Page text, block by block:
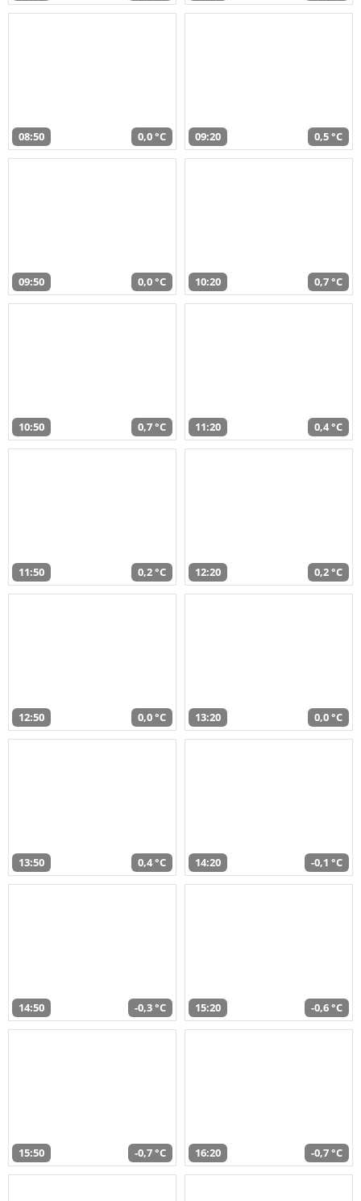
08:50 0,0 °C 09:20 0,5 °C
09:50 0,0 °C 10:20 0,7 °C
10:50 0,7 °C 11:20 0,4 °C
11:50 0,2 °C 12:20 0,2 °C
12:50 0,0 °C 13:20 0,0 °C
13:50 0,4 °C 14:20 -0,1 °C
14:50 -0,3 °C 15:20 -0,6 °C
15:50 -0,7 °C 16:20 -0,7 °C